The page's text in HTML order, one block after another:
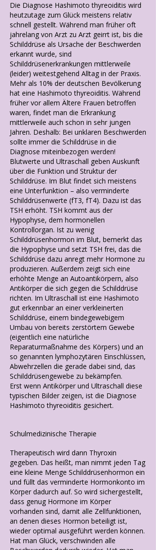
Die Diagnose Hashimoto thyreoiditis wird
heutzutage zum Glück meistens relativ
schnell gestellt. Während man früher oft
jahrelang von Arzt zu Arzt geirrt ist, bis die
Schilddrüse als Ursache der Beschwerden
erkannt wurde, sind
Schilddrüsenerkrankungen mittlerweile
(leider) weitestgehend Alltag in der Praxis.
Mehr als 10% der deutschen Bevölkerung
hat eine Hashimoto thyreoiditis. Während
früher vor allem Ältere Frauen betroffen
waren, findet man die Erkrankung
mittlerweile auch schon in sehr jungen
Jahren. Deshalb: Bei unklaren Beschwerden
sollte immer die Schilddrüse in die
Diagnose miteinbezogen werden!
Blutwerte und Ultraschall geben Auskunft
über die Funktion und Struktur der
Schilddrüse. Im Blut findet sich meistens
eine Unterfunktion – also verminderte
Schilddrüsenwerte (fT3, fT4). Dazu ist das
TSH erhöht. TSH kommt aus der
Hypophyse, dem hormonellen
Kontrollorgan. Ist zu wenig
Schilddrüsenhormon im Blut, bemerkt das
die Hypophyse und setzt TSH frei, das die
Schilddrüse dazu anregt mehr Hormone zu
produzieren. Außerdem zeigt sich eine
erhöhte Menge an Autoantikörpern, also
Antikörper die sich gegen die Schilddrüse
richten. Im Ultraschall ist eine Hashimoto
gut erkennbar an einer verkleinerten
Schilddrüse, einem bindegewebigem
Umbau von bereits zerstörtem Gewebe
(eigentlich eine natürliche
Reparaturmaßnahme des Körpers) und an
so genannten lymphozytären Einschlüssen,
Abwehrzellen die gerade dabei sind, das
Schilddrüsengewebe zu bekämpfen.
Erst wenn Antikörper und Ultraschall diese
typischen Bilder zeigen, ist die Diagnose
Hashimoto thyreoiditis gesichert.
Schulmedizinische Therapie
Therapeutisch wird dann Thyroxin
gegeben. Das heißt, man nimmt jeden Tag
eine kleine Menge Schilddrüsenhormon ein
und füllt das verminderte Hormonkonto im
Körper dadurch auf. So wird sichergestellt,
dass genug Hormone im Körper
vorhanden sind, damit alle Zellfunktionen,
an denen dieses Hormon beteiligt ist,
wieder optimal ausgeführt werden können.
Hat man Glück, verschwinden alle